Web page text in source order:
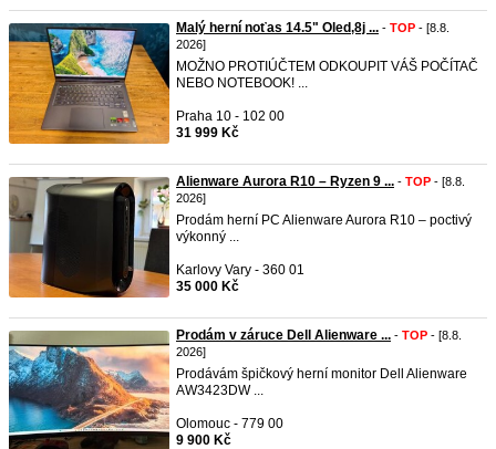
Malý herní noťas 14.5" Oled,8j ... - TOP - [8.8.
2026]
MOŽNO PROTIÚČTEM ODKOUPIT VÁŠ POČÍTAČ
NEBO NOTEBOOK! ...
Praha 10 - 102 00
31 999 Kč
Alienware Aurora R10 – Ryzen 9 ... - TOP - [8.8.
2026]
Prodám herní PC Alienware Aurora R10 – poctivý
výkonný ...
Karlovy Vary - 360 01
35 000 Kč
Prodám v záruce Dell Alienware ... - TOP - [8.8.
2026]
Prodávám špičkový herní monitor Dell Alienware
AW3423DW ...
Olomouc - 779 00
9 900 Kč